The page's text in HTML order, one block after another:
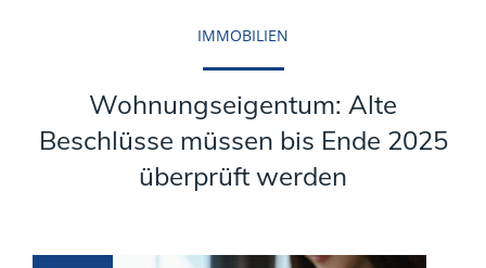
IMMOBILIEN
Wohnungseigentum: Alte
Beschlüsse müssen bis Ende 2025
überprüft werden